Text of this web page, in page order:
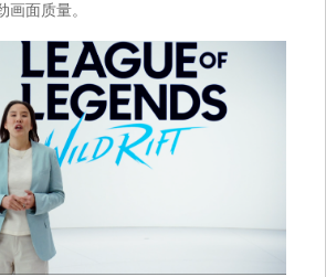
画面质量。